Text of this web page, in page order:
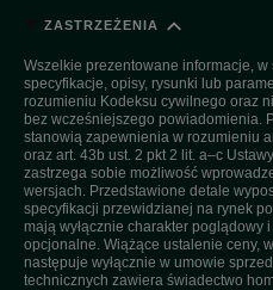
ZASTRZEŻENIA
Wszelkie prezentowane informacje,
specyfikacje, opisy, rysunki lub
rozumieniu Kodeksu cywilnego oraz
bez wcześniejszego powiadomienia.
stanowią zapewnienia w rozumieniu
oraz art. 43b ust. 2 pkt 2 lit. a–c
zastrzega sobie możliwość
wersjach. Przedstawione detale
specyfikacji przewidzianej na rynek
mają wyłącznie charakter
opcjonalne. Wiążące ustalenie ceny,
następuje wyłącznie w umowie
technicznych zawiera świadectwo